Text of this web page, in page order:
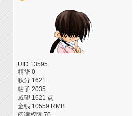
UID 13595
精华 0
积分 1621
帖子 2035
威望 1621 点
金钱 10559 RMB